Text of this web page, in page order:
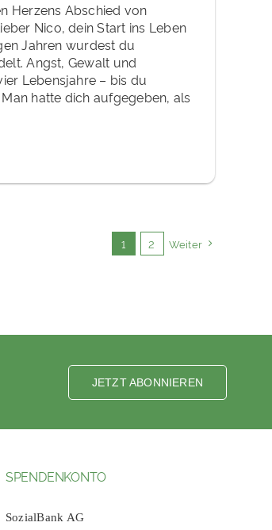
Herzens Abschied von
Nico, dein Start ins Leben
Jahren wurdest du
Angst, Gewalt und
Lebensjahre – bis du
hatte dich aufgegeben, als
1 2 Weiter
JETZT ABONNIEREN
SPENDENKONTO
SozialBank AG